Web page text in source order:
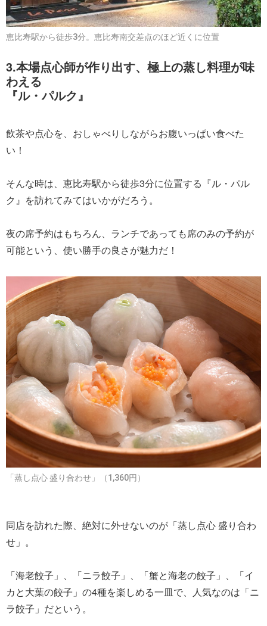
恵比寿駅から徒歩3分。恵比寿南交差点のほど近くに位置
3.本場点心師が作り出す、極上の蒸し料理が味
わえる
『ル・パルク』
飲茶や点心を、おしゃべりしながらお腹いっぱい食べた
い！
そんな時は、恵比寿駅から徒歩3分に位置する『ル・パル
ク』を訪れてみてはいかがだろう。
夜の席予約はもちろん、ランチであっても席のみの予約が
可能という、使い勝手の良さが魅力だ！
「蒸し点心 盛り合わせ」（1,360円）
同店を訪れた際、絶対に外せないのが「蒸し点心 盛り合わ
せ」。
「海老餃子」、「ニラ餃子」、「蟹と海老の餃子」、「イ
カと大葉の餃子」の4種を楽しめる一皿で、人気なのは「ニ
ラ餃子」だという。